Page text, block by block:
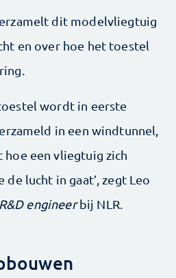
dit modelvliegtuig
en over hoe het toestel
wordt in eerste
in een windtunnel,
hoe een vliegtuig zich
de lucht in gaat’, zegt Leo
engineerbij NLR.